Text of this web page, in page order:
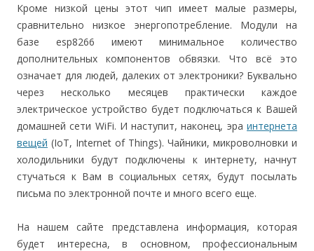
Кроме низкой цены этот чип имеет малые размеры,
сравнительно низкое энергопотребление. Модули на
базе esp8266 имеют минимальное количество
дополнительных компонентов обвязки. Что всё это
означает для людей, далеких от электроники? Буквально
через несколько месяцев практически каждое
электрическое устройство будет подключаться к Вашей
домашней сети WiFi. И наступит, наконец, эра интернета
вещей (IoT, Internet of Things). Чайники, микроволновки и
холодильники будут подключены к интернету, начнут
стучаться к Вам в социальных сетях, будут посылать
письма по электронной почте и много всего еще.
На нашем сайте представлена информация, которая
будет интересна, в основном, профессиональным